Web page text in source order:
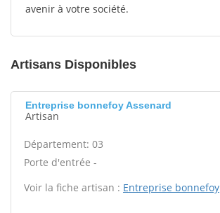
avenir à votre société.
Artisans Disponibles
Entreprise bonnefoy Assenard
Artisan
Département: 03
Porte d'entrée -
Voir la fiche artisan : Entreprise bonnefoy